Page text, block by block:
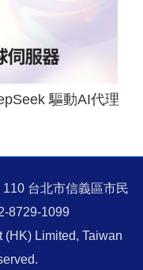
驅動AI代理
台北市信義區市民
8729-1099
Limited, Taiwan